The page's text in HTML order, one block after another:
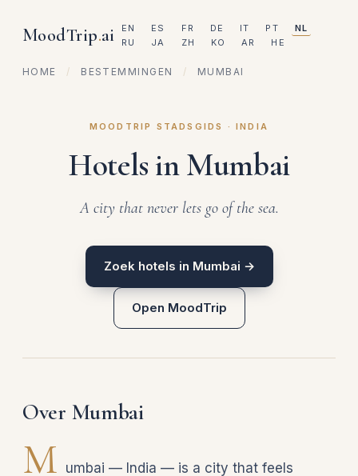
MoodTrip.ai EN ES FR DE IT PT
NL
RU
JA ZH KO AR HE
HOME / BESTEMMINGEN / MUMBAI
MOODTRIP STADSGIDS · INDIA
Hotels in Mumbai
A city that never lets go of the sea.
Zoek hotels in Mumbai →
Open MoodTrip
Over Mumbai
M umbai — India — is a city that feels